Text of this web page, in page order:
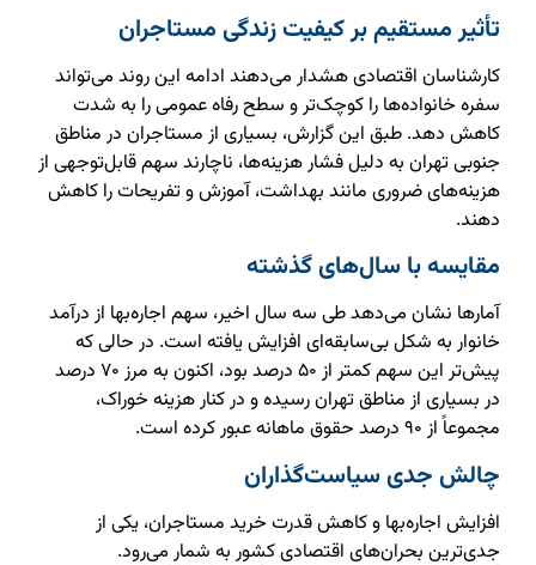
تأثیر مستقیم بر کیفیت زندگی مستاجران
کارشناسان اقتصادی هشدار می‌دهند ادامه این روند می‌تواند
سفره خانواده‌ها را کوچک‌تر و سطح رفاه عمومی را به شدت
کاهش دهد. طبق این گزارش، بسیاری از مستاجران در مناطق
جنوبی تهران به دلیل فشار هزینه‌ها، ناچارند سهم قابل‌توجهی از
هزینه‌های ضروری مانند بهداشت، آموزش و تفریحات را کاهش
دهند.
مقایسه با سال‌های گذشته
آمارها نشان می‌دهد طی سه سال اخیر، سهم اجاره‌بها از درآمد
خانوار به شکل بی‌سابقه‌ای افزایش یافته است. در حالی که
پیش‌تر این سهم کمتر از ۵۰ درصد بود، اکنون به مرز ۷۰ درصد
در بسیاری از مناطق تهران رسیده و در کنار هزینه خوراک،
مجموعاً از ۹۰ درصد حقوق ماهانه عبور کرده است.
چالش جدی سیاست‌گذاران
افزایش اجاره‌بها و کاهش قدرت خرید مستاجران، یکی از
جدی‌ترین بحران‌های اقتصادی کشور به شمار می‌رود.